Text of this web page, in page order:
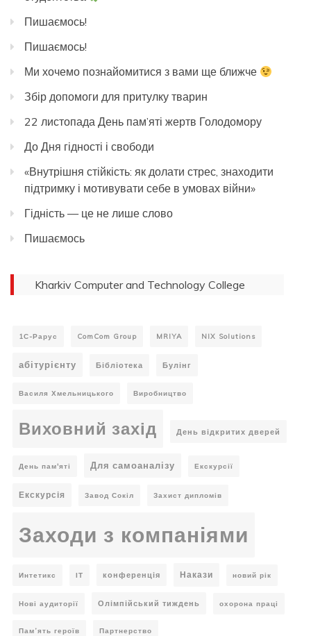
Пишаємось!
Пишаємось!
Ми хочемо познайомитися з вами ще ближче
Збір допомоги для притулку тварин
22 листопада День пам’яті жертв Голодомору
До Дня гідності і свободи
«Внутрішня стійкість: як долати стрес, знаходити
підтримку і мотивувати себе в умовах війни»
Гідність — це не лише слово
Пишаємось
Kharkiv Computer and Technology College
1С-Рарус ComCom Group MRIYA NIX Solutions
абітурієнту Бібліотека Булінг
Василя Хмельницького Виробництво
Виховний захід День відкритих дверей
День пам'яті Для самоаналізу Екскурсії
Екскурсія Завод Сокіл Захист дипломів
Заходи з компаніями
Интетикс ІТ конференція Накази новий рік
Нові аудиторії Олімпійський тиждень охорона праці
Пам’ять героїв Партнерство